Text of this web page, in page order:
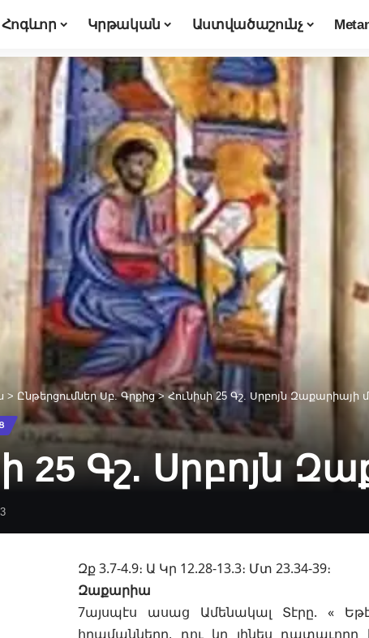
Հոգևոր Կրթական Աստվածաշունչ
> Ընթերցումներ Սբ. Գրքից>Հունիսի 25 Գշ. Սրբոյն Զաքարիայի
25 Գշ. Սրբոյն
Զք 3.7-4.9։ Ա Կր 12.28-13.3։ Մտ 23.34-39։
Զաքարիա
7այսպէս ասաց Ամենակալ Տէրը. «
հրամանները, դու կը լինես